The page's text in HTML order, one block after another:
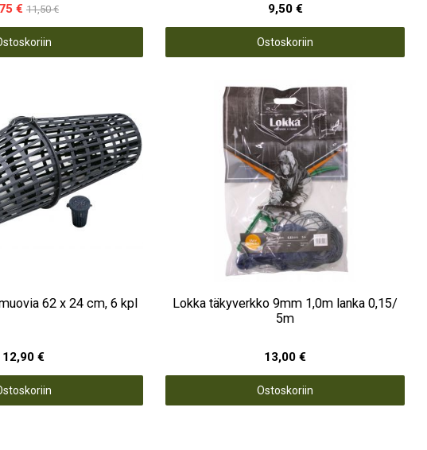
€ 11,50 € 9,50 €
Ostoskoriin
62 x 24 cm, 6 kpl
12,90 €
Lokka täkyverkko 9mm 1,0m lanka 0,15/
5m
13,00 €
Ostoskoriin